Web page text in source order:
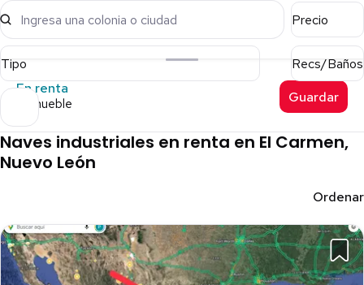
Ingresa una colonia o ciudad Precio
Tipo
Recs/Baños
En renta
1 inmueble Guardar
Naves industriales en renta en El Carmen,
Nuevo León
Ordenar